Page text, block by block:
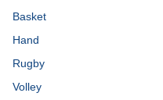
Basket
Hand
Rugby
Volley